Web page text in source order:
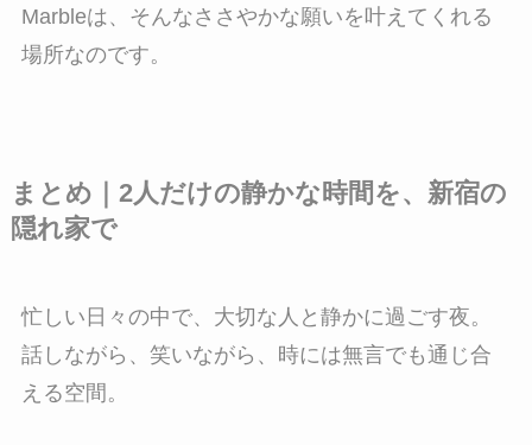
Marbleは、そんなささやかな願いを叶えてくれる
場所なのです。
まとめ｜2人だけの静かな時間を、新宿の
隠れ家で
忙しい日々の中で、大切な人と静かに過ごす夜。
話しながら、笑いながら、時には無言でも通じ合
える空間。